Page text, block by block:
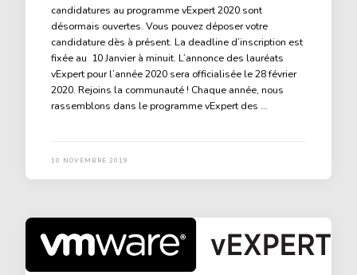
candidatures au programme vExpert 2020 sont
désormais ouvertes. Vous pouvez déposer votre
candidature dès à présent. La deadline d’inscription est
fixée au 10 Janvier à minuit. L’annonce des lauréats
vExpert pour l’année 2020 sera officialisée le 28 février
2020. Rejoins la communauté ! Chaque année, nous
rassemblons dans le programme vExpert des …
10 NOVEMBRE 2019